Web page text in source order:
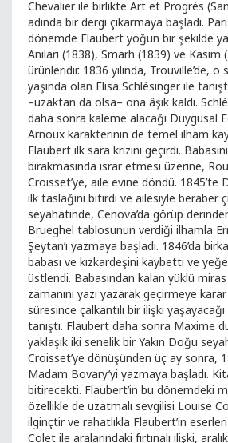
Chevalier ile birlikte Art et Progrès
adında bir dergi çıkarmaya başladı.
dönemde Flaubert yoğun bir şekilde
Anıları (1838), Smarh (1839) ve
ürünleridir. 1836 yılında, Trouville’de, o
yaşında olan Elisa Schlésinger ile
–uzaktan da olsa– ona âşık kaldı.
daha sonra kaleme alacağı Duygusal
Arnoux karakterinin de temel ilham
Flaubert ilk sara krizini geçirdi.
bırakmasında ısrar etmesi üzerine,
Croisset’ye, aile evine döndü. 1845’te
ilk taslağını bitirdi ve ailesiyle beraber
seyahatinde, Cenova’da görüp
Brueghel tablosunun verdiği ilhamla
Şeytan’ı yazmaya başladı. 1846’da
babası ve kızkardeşini kaybetti ve
üstlendi. Babasından kalan yüklü
zamanını yazı yazarak geçirmeye karar
süresince çalkantılı bir ilişki
tanıştı. Flaubert daha sonra Maxime
yaklaşık iki senelik bir Yakın Doğu
Croisset’ye dönüşünden üç ay sonra,
Madam Bovary’yi yazmaya başladı.
bitirecekti. Flaubert’in bu dönemdeki
özellikle de uzatmalı sevgilisi Louise
ilginçtir ve rahatlıkla Flaubert’in eserleri
Colet ile aralarındaki fırtınalı ilişki,